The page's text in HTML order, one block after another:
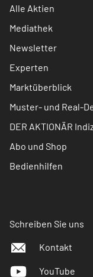
Alle Aktien
Mediathek
Newsletter
Experten
Marktüberblick
Muster- und Real-
DER AKTIONÄR
Abo und Shop
Bedienhilfen
Schreiben Sie uns
Kontakt
YouTube